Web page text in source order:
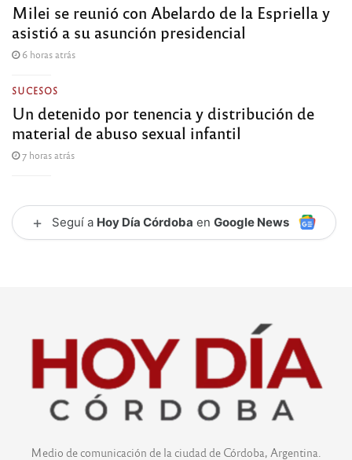
Milei se reunió con Abelardo de la Espriella y
asistió a su asunción presidencial
6 horas atrás
SUCESOS
Un detenido por tenencia y distribución de
material de abuso sexual infantil
7 horas atrás
+ Seguí a Hoy Día Córdoba en Google News
Medio de comunicación de la ciudad de Córdoba, Argentina.